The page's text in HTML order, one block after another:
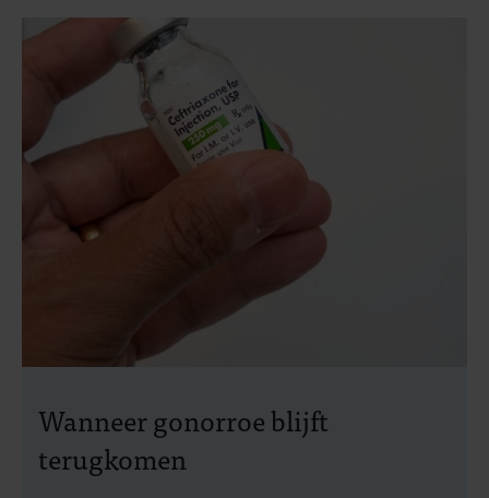
Wanneer gonorroe blijft
terugkomen